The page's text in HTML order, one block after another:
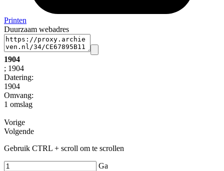
Printen
Duurzaam webadres
1904
; 1904
Datering:
1904
Omvang:
1 omslag
Vorige
Volgende
Gebruik CTRL + scroll om te scrollen
Ga